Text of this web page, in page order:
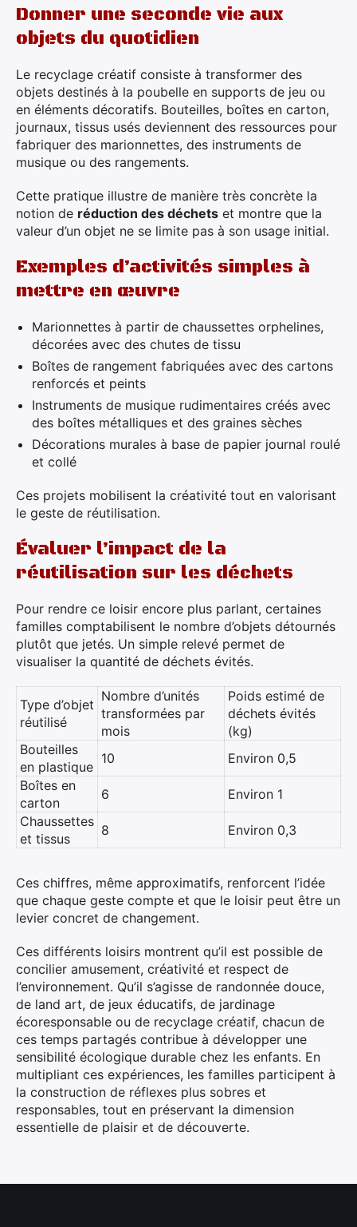
Donner une seconde vie aux
objets du quotidien
Le recyclage créatif consiste à transformer des
objets destinés à la poubelle en supports de jeu ou
en éléments décoratifs. Bouteilles, boîtes en carton,
journaux, tissus usés deviennent des ressources pour
fabriquer des marionnettes, des instruments de
musique ou des rangements.
Cette pratique illustre de manière très concrète la
notion de réduction des déchets et montre que la
valeur d’un objet ne se limite pas à son usage initial.
Exemples d’activités simples à
mettre en œuvre
Marionnettes à partir de chaussettes orphelines,
décorées avec des chutes de tissu
Boîtes de rangement fabriquées avec des cartons
renforcés et peints
Instruments de musique rudimentaires créés avec
des boîtes métalliques et des graines sèches
Décorations murales à base de papier journal roulé
et collé
Ces projets mobilisent la créativité tout en valorisant
le geste de réutilisation.
Évaluer l’impact de la
réutilisation sur les déchets
Pour rendre ce loisir encore plus parlant, certaines
familles comptabilisent le nombre d’objets détournés
plutôt que jetés. Un simple relevé permet de
visualiser la quantité de déchets évités.
Type d’objet
réutilisé
Nombre d’unités
transformées par
mois
Poids estimé de
déchets évités
(kg)
Bouteilles
en plastique
10
Environ 0,5
Boîtes en
carton
6
Environ 1
Chaussettes
et tissus
8 Environ 0,3
Ces chiffres, même approximatifs, renforcent l’idée
que chaque geste compte et que le loisir peut être un
levier concret de changement.
Ces différents loisirs montrent qu’il est possible de
concilier amusement, créativité et respect de
l’environnement. Qu’il s’agisse de randonnée douce,
de land art, de jeux éducatifs, de jardinage
écoresponsable ou de recyclage créatif, chacun de
ces temps partagés contribue à développer une
sensibilité écologique durable chez les enfants. En
multipliant ces expériences, les familles participent à
la construction de réflexes plus sobres et
responsables, tout en préservant la dimension
essentielle de plaisir et de découverte.